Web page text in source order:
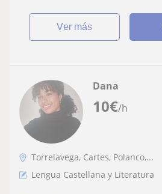
ver más
10€/h
Dana
Torrelavega, Cartes, Polanco,...
Lengua Castellana y Literatura